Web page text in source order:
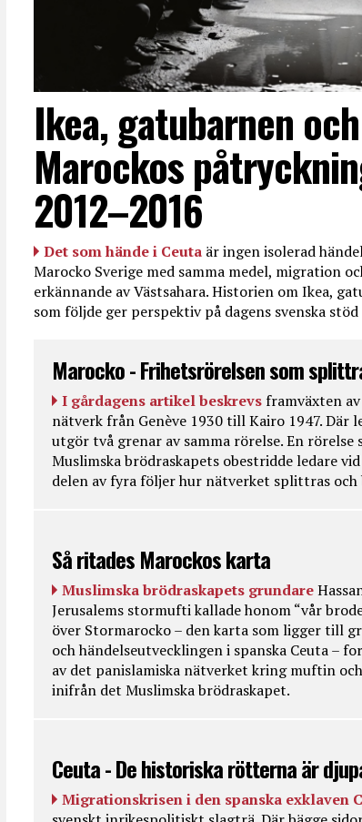
Ikea, gatubarnen
Marockos
2012–2016
Det som hände i Ceuta är ingen isolerad
Marocko Sverige med samma medel, migration
erkännande av Västsahara. Historien om Ikea,
som följde ger perspektiv på dagens svenska
Marocko - Frihetsrörelsen som
I gårdagens artikel beskrevs framväxten
nätverk från Genève 1930 till Kairo 1947. Där
utgör två grenar av samma rörelse. En
Muslimska brödraskapets obestridde ledare
delen av fyra följer hur nätverket splittras
Så ritades Marockos karta
Muslimska brödraskapets grundare
Jerusalems stormufti kallade honom “vår
över Stormarocko – den karta som ligger till
och händelseutvecklingen i spanska Ceuta –
av det panislamiska nätverket kring muftin
inifrån det Muslimska brödraskapet.
Ceuta - De historiska rötterna är
Migrationskrisen i den spanska exklaven